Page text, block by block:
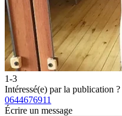
1-3
Intéressé(e) par la publication ?
0644676911
Écrire un message